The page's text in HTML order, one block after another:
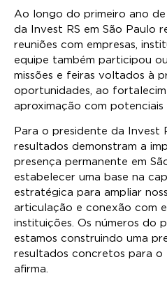
Ao longo do primeiro ano
da Invest RS em São Paulo
reuniões com empresas,
equipe também participou
missões e feiras voltados à
oportunidades, ao
aproximação com potenciais
Para o presidente da Invest
resultados demonstram a
presença permanente em
estabelecer uma base na
estratégica para ampliar
articulação e conexão com
instituições. Os números do
estamos construindo uma
resultados concretos para o
afirma.